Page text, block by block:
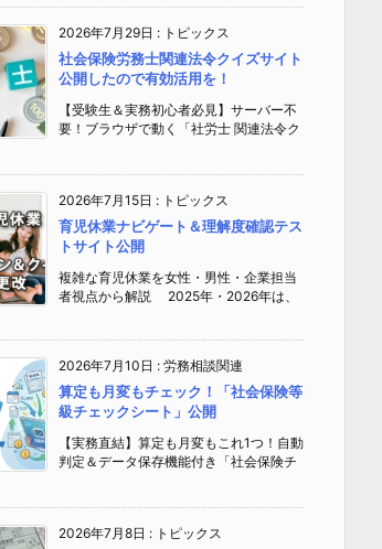
2026年7月29日 : トピックス
社会保険労務士関連法令クイズサイト
公開したので有効活用を！
【受験生＆実務初心者必見】サーバー不
要！ブラウザで動く「社労士 関連法令ク
2026年7月15日 : トピックス
育児休業ナビゲート＆理解度確認テス
トサイト公開
複雑な育児休業を女性・男性・企業担当
者視点から解説 2025年・2026年は、
2026年7月10日 : 労務相談関連
算定も月変もチェック！「社会保険等
級チェックシート」公開
【実務直結】算定も月変もこれ1つ！自動
判定＆データ保存機能付き「社会保険チ
2026年7月8日 : トピックス